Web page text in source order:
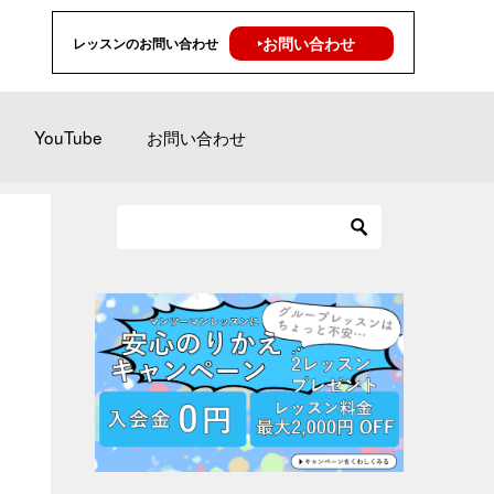
レッスンのお問い合わせ ‣お問い合わせ
YouTube お問い合わせ